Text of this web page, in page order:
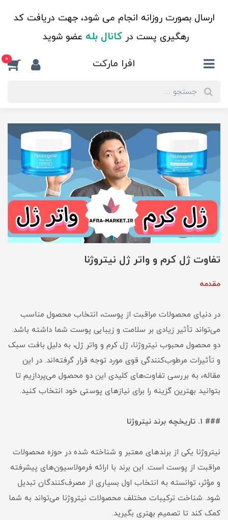
ارسال بصورت روزانه انجام می شود، جهت دریافت کد
رهگیری پست درکانال بله عضو شوید
افرا مارکت 0
تفاوت ژل کرم و واتر ژل نیتروژنا
مقدمه
در دنیای محصولات مراقبت از پوست، انتخاب محصول مناسب
می‌تواند تأثیر زیادی بر سلامت و زیبایی پوست شما داشته باشد.
دو محصول محبوب نیتروژنا، ژل کرم و واتر ژل، به دلیل بافت سبک
و تأثیرات مرطوب‌کنندگی قوی مورد توجه قرار گرفته‌اند. در این
مقاله، به بررسی تفاوت‌های کلیدی این دو محصول می‌پردازیم تا
بتوانید بهترین گزینه را برای نیازهای پوستی خود انتخاب کنید.
### ۱. تاریخچه برند نیتروژنا
نیتروژنا یکی از برندهای معتبر و شناخته شده در حوزه محصولات
مراقبت از پوست است. این برند با ارائه فرمولاسیون‌های پیشرفته
و مؤثر، توانسته به انتخاب اول بسیاری از مصرف‌کنندگان تبدیل
شود. شناخت ترکیبات مختلف محصولات نیتروژنا می‌تواند به شما
کمک کند تا تصمیم بهتری بگیرید.